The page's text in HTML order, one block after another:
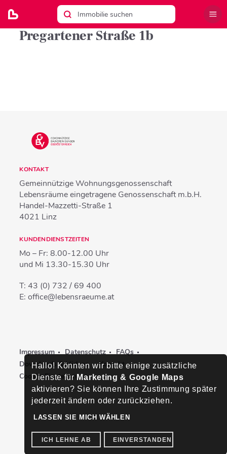
Pregartener Straße 1b
KONTAKT
Gemeinnützige Wohnungsgenossenschaft
Lebensräume eingetragene Genossenschaft m.b.H.
Handel-Mazzetti-Straße 1
4021 Linz
KUNDENDIENSTZEITEN
Mo – Fr: 8.00-12.00 Uhr
und Mi 13.30-15.30 Uhr
T:43 (0) 732 / 69 400
E:office@lebensraeume.at
Impressum Datenschutz
FAQs
Downloads & Videos
Kontakt
Cookie-Einstellungen
Hallo! Könnten wir bitte einige zusätzliche
Dienste für Marketing & Google Maps
aktivieren? Sie können Ihre Zustimmung später
jederzeit ändern oder zurückziehen.
LASSEN SIE MICH WÄHLEN
ICH LEHNE AB EINVERSTANDEN